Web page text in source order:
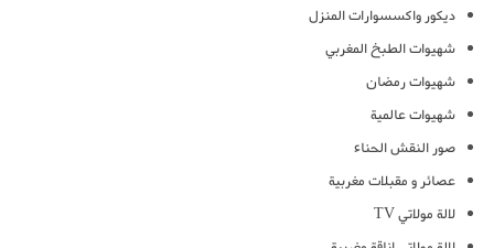
ديكور واكسسوارات المنزل
شهيوات الطبخ المغربي
شهيوات رمضان
شهيوات عالمية
صور النقش الحناء
عصائر و مقبلات مغربية
لالة مولاتي TV